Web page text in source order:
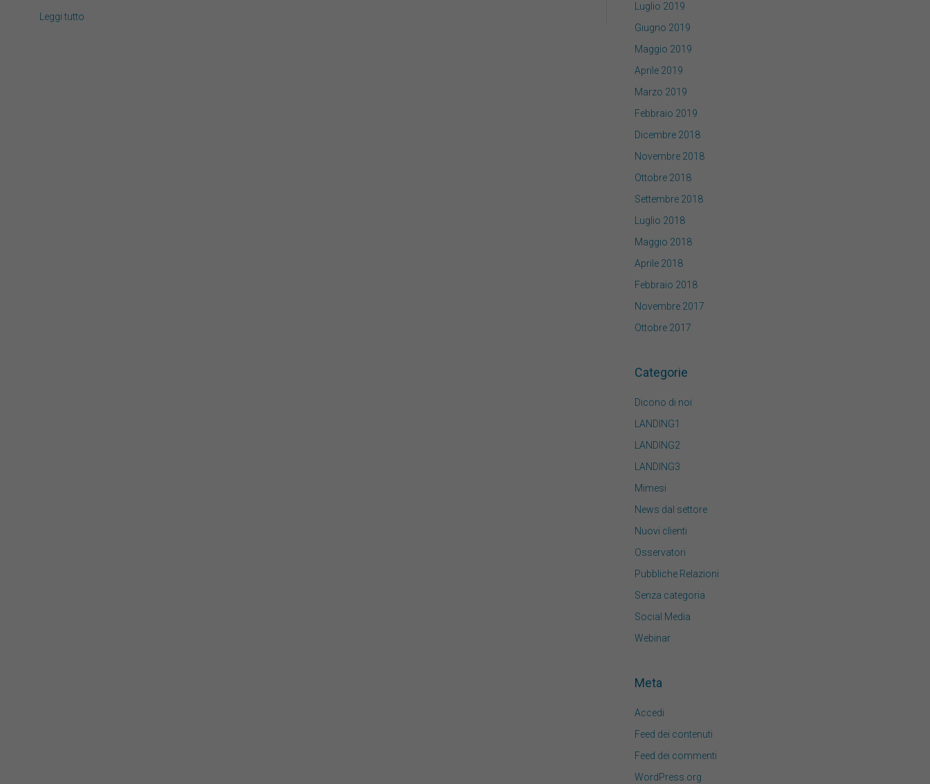
Leggi tutto
Luglio 2019
Giugno 2019
Maggio 2019
Aprile 2019
Marzo 2019
Febbraio 2019
Dicembre 2018
Novembre 2018
Ottobre 2018
Settembre 2018
Luglio 2018
Maggio 2018
Aprile 2018
Febbraio 2018
Novembre 2017
Ottobre 2017
Categorie
Dicono di noi
LANDING1
LANDING2
LANDING3
Mimesi
News dal settore
Nuovi clienti
Osservatori
Pubbliche Relazioni
Senza categoria
Social Media
Webinar
Meta
Accedi
Feed dei contenuti
Feed dei commenti
WordPress.org